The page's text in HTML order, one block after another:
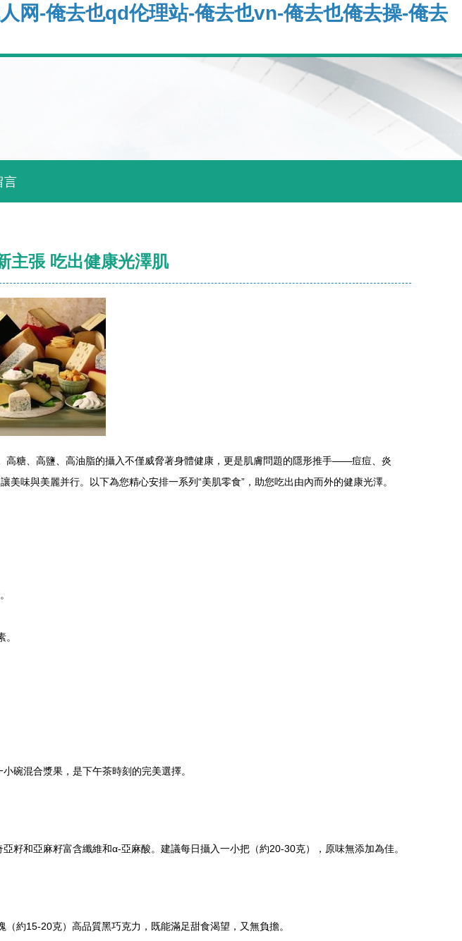
网-俺去也qd伦理站-俺去也vn-俺去也俺去操-俺去
言
主張 吃出健康光澤肌
糖、高鹽、高油脂的攝入不僅威脅著身體健康，更是肌膚問題的隱形推手——痘痘、炎
味與美麗并行。以下為您精心安排一系列“美肌零食”，助您吃出由內而外的健康光澤。
碗混合漿果，是下午茶時刻的完美選擇。
籽和亞麻籽富含纖維和α-亞麻酸。建議每日攝入一小把（約20-30克），原味無添加為佳。
約15-20克）高品質黑巧克力，既能滿足甜食渴望，又無負擔。